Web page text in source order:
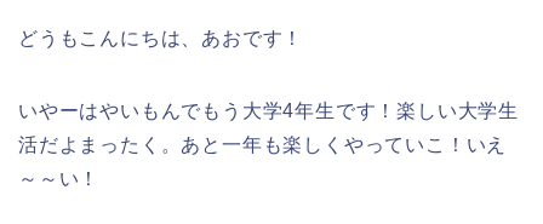
どうもこんにちは、あおです！
いやーはやいもんでもう大学4年生です！楽しい大学生
活だよまったく。あと一年も楽しくやっていこ！いえ
～～い！